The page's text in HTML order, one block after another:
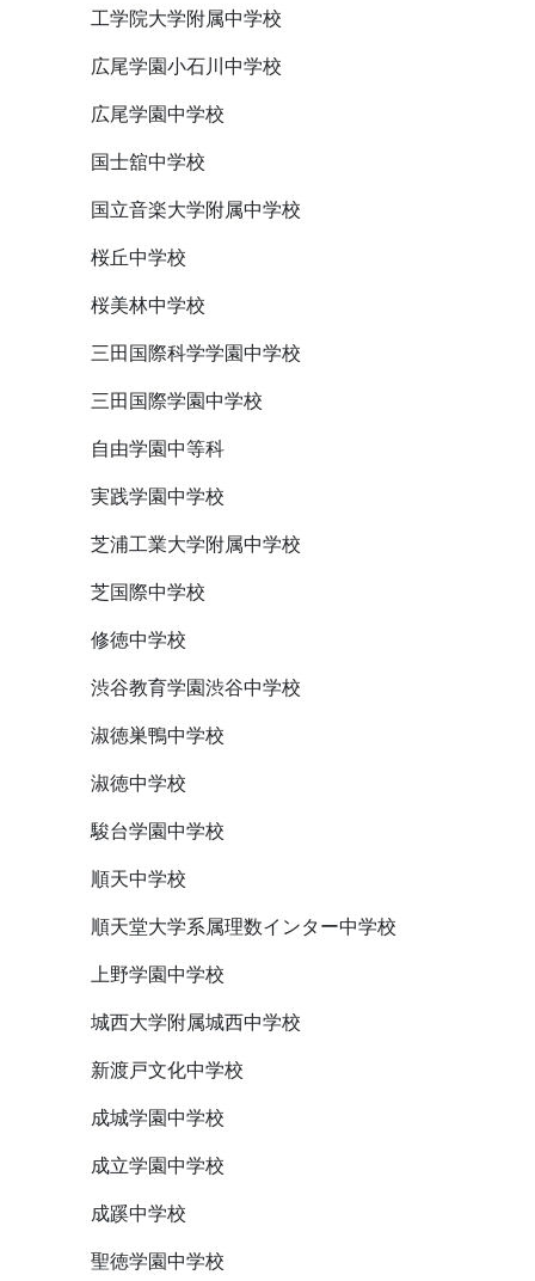
工学院大学附属中学校
広尾学園小石川中学校
広尾学園中学校
国士舘中学校
国立音楽大学附属中学校
桜丘中学校
桜美林中学校
三田国際科学学園中学校
三田国際学園中学校
自由学園中等科
実践学園中学校
芝浦工業大学附属中学校
芝国際中学校
修徳中学校
渋谷教育学園渋谷中学校
淑徳巣鴨中学校
淑徳中学校
駿台学園中学校
順天中学校
順天堂大学系属理数インター中学校
上野学園中学校
城西大学附属城西中学校
新渡戸文化中学校
成城学園中学校
成立学園中学校
成蹊中学校
聖徳学園中学校